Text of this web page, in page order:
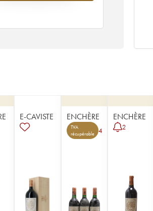
E-CAVISTE ENCHÈRE
TVA
récupérable
4
ENCHÈRE
2